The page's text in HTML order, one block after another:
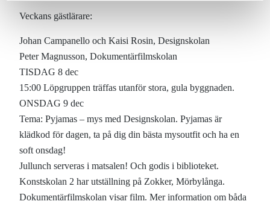
Veckans gästlärare:
Johan Campanello och Kaisi Rosin, Designskolan
Peter Magnusson, Dokumentärfilmskolan
TISDAG 8 dec
15:00 Löpgruppen träffas utanför stora, gula byggnaden.
ONSDAG 9 dec
Tema: Pyjamas – mys med Designskolan. Pyjamas är
klädkod för dagen, ta på dig din bästa mysoutfit och ha en
soft onsdag!
Jullunch serveras i matsalen! Och godis i biblioteket.
Konstskolan 2 har utställning på Zokker, Mörbylånga.
Dokumentärfilmskolan visar film. Mer information om båda